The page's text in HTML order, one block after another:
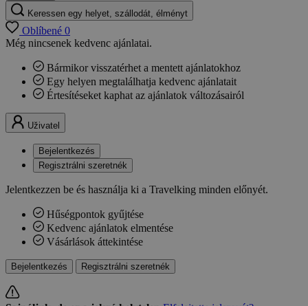
Keressen egy helyet, szállodát, élményt
Oblíbené 0
Még nincsenek kedvenc ajánlatai.
Bármikor visszatérhet a mentett ajánlatokhoz
Egy helyen megtalálhatja kedvenc ajánlatait
Értesítéseket kaphat az ajánlatok változásairól
Uživatel
Bejelentkezés
Regisztrálni szeretnék
Jelentkezzen be és használja ki a Travelking minden előnyét.
Hűségpontok gyűjtése
Kedvenc ajánlatok elmentése
Vásárlások áttekintése
Bejelentkezés Regisztrálni szeretnék